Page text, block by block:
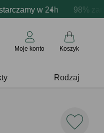
w 24h 98%
personalizacja
Prezentujemy
Moje konto Koszyk
Rodzaj